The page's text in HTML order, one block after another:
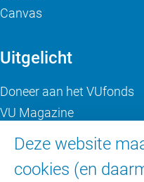
Deze website
cookies (en
Canvas
Uitgelicht
Doneer aan het VUfonds
VU Magazine